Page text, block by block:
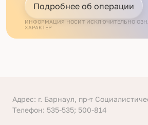
Подробнее об операции
ИНФОРМАЦИЯ НОСИТ ИСКЛЮЧИТЕЛЬНО
ХАРАКТЕР
Адрес: г. Барнаул, пр-т
Телефон: 535-535; 500-814